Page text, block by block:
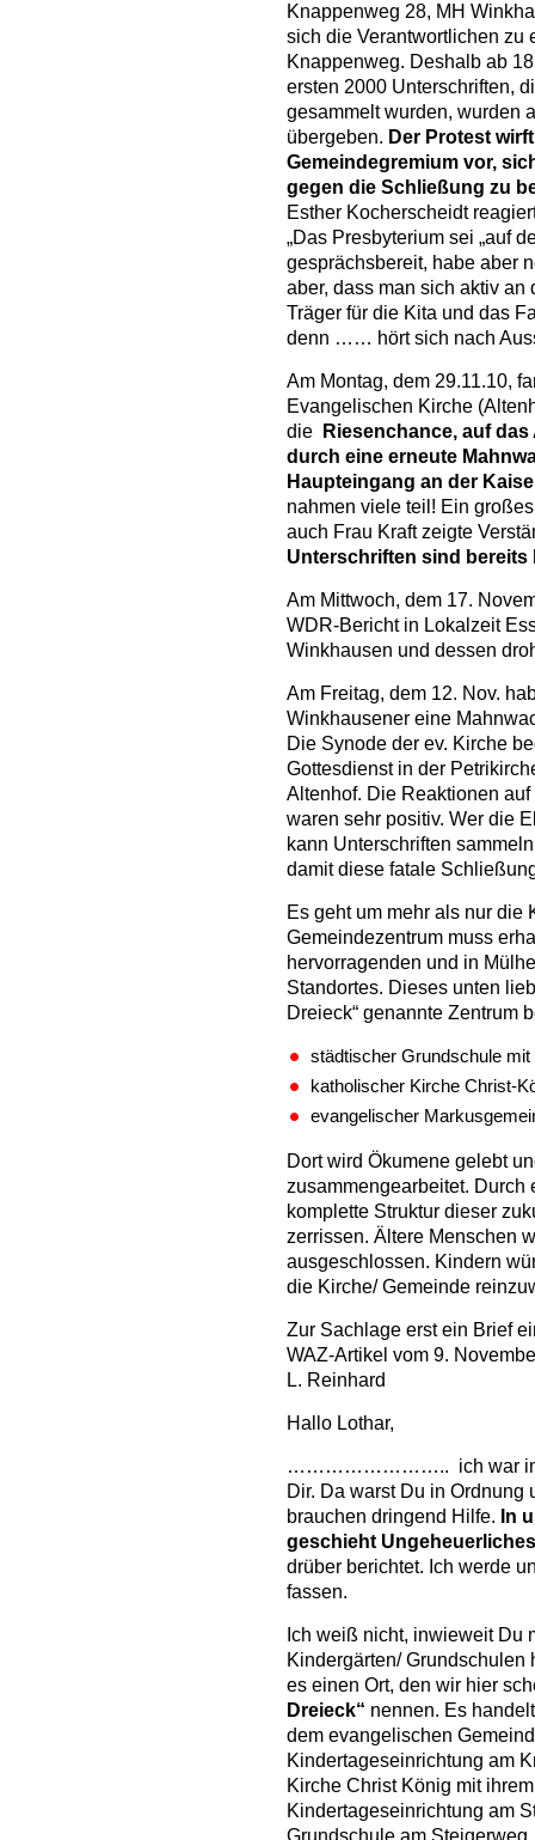
Knappenweg 28, MH
sich die Verantwortlichen zu
Knappenweg. Deshalb ab
ersten 2000 Unterschriften,
gesammelt wurden, wurden
übergeben. Der Protest
Gemeindegremium vor,
gegen die Schließung zu
Esther Kocherscheidt
„Das Presbyterium sei „auf
gesprächsbereit, habe aber
aber, dass man sich aktiv
Träger für die Kita und das
denn …… hört sich nach
Am Montag, dem 29.11.10,
Evangelischen Kirche
die
Riesenchance, auf
durch eine erneute
Haupteingang an der
nahmen viele teil! Ein
auch Frau Kraft zeigte
Unterschriften sind bereits
Am Mittwoch, dem 17.
WDR-Bericht in Lokalzeit
Winkhausen und dessen
Am Freitag, dem 12. Nov.
Winkhausener eine
Die Synode der ev. Kirche
Gottesdienst in der
Altenhof. Die Reaktionen
waren sehr positiv. Wer die
kann Unterschriften
damit diese fatale
Es geht um mehr als nur die
Gemeindezentrum muss
hervorragenden und in
Standortes. Dieses unten
Dreieck“ genannte Zentrum
städtischer Grundschule
katholischer Kirche Christ-
evangelischer
Dort wird Ökumene gelebt
zusammengearbeitet.
komplette Struktur dieser
zerrissen. Ältere Menschen
ausgeschlossen. Kindern
die Kirche/ Gemeinde
Zur Sachlage erst ein Brief
WAZ-Artikel vom 9.
L. Reinhard
Hallo Lothar,
…………………….. ich war im
Dir. Da warst Du in
brauchen dringend Hilfe. In
geschieht
drüber berichtet. Ich werde
fassen.
Ich weiß nicht, inwieweit Du
Kindergärten/ Grundschulen
es einen Ort, den wir hier
Dreieck“ nennen. Es
dem evangelischen
Kindertageseinrichtung am
Kirche Christ König mit
Kindertageseinrichtung am
Grundschule am Steigerweg.